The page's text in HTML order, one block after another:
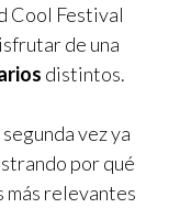
Cool Festival
de una
distintos.
vez ya
por qué
más relevantes